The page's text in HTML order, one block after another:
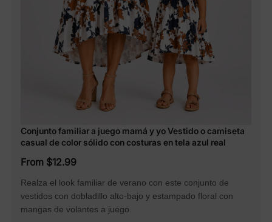
Conjunto familiar a juego mamá y yo Vestido o camiseta
casual de color sólido con costuras en tela azul real
From $12.99
Realza el look familiar de verano con este conjunto de
vestidos con dobladillo alto-bajo y estampado floral con
mangas de volantes a juego.